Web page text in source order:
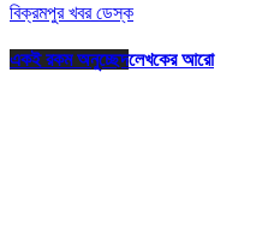
বিক্রমপুর খবর ডেস্ক
একই রকম অনুচ্ছেদলেখকের আরো